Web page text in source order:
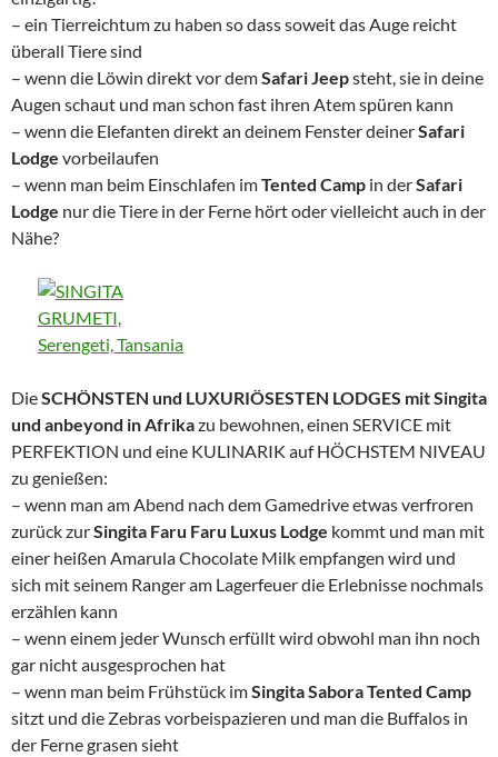
– ein Tierreichtum zu haben so dass soweit das Auge reicht
überall Tiere sind
– wenn die Löwin direkt vor demSafari Jeepsteht, sie in deine
Augen schaut und man schon fast ihren Atem spüren kann
– wenn die Elefanten direkt an deinem Fenster deinerSafari
Lodge vorbeilaufen
– wenn man beim Einschlafen imTented Camp in derSafari
Lodge nur die Tiere in der Ferne hört oder vielleicht auch in der
Nähe?
DieSCHÖNSTEN und LUXURIÖSESTEN LODGES mitSingita
und anbeyond in Afrikazu bewohnen, einen SERVICE mit
PERFEKTION und eine KULINARIK auf HÖCHSTEM NIVEAU
zu genießen:
– wenn man am Abend nach dem Gamedrive etwas verfroren
zurück zurSingita Faru Faru Luxus Lodge kommt und man mit
einer heißen Amarula Chocolate Milk empfangen wird und
sich mit seinem Ranger am Lagerfeuer die Erlebnisse nochmals
erzählen kann
– wenn einem jeder Wunsch erfüllt wird obwohl man ihn noch
gar nicht ausgesprochen hat
– wenn man beim Frühstück imSingita Sabora Tented Camp
sitzt und die Zebras vorbeispazieren und man die Buffalos in
der Ferne grasen sieht